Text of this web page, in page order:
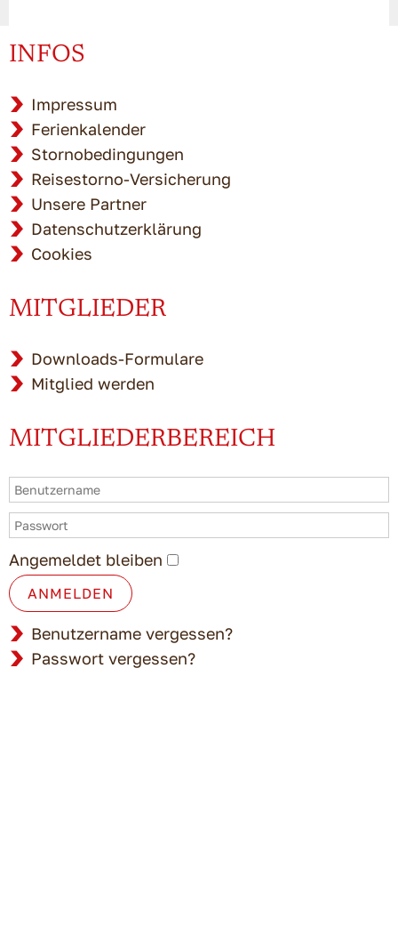
INFOS
Impressum
Ferienkalender
Stornobedingungen
Reisestorno-Versicherung
Unsere Partner
Datenschutzerklärung
Cookies
MITGLIEDER
Downloads-Formulare
Mitglied werden
MITGLIEDERBEREICH
Angemeldet bleiben
ANMELDEN
Benutzername vergessen?
Passwort vergessen?